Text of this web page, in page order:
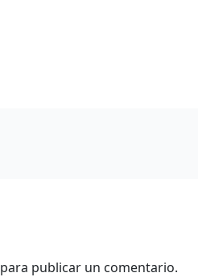
para publicar un comentario.